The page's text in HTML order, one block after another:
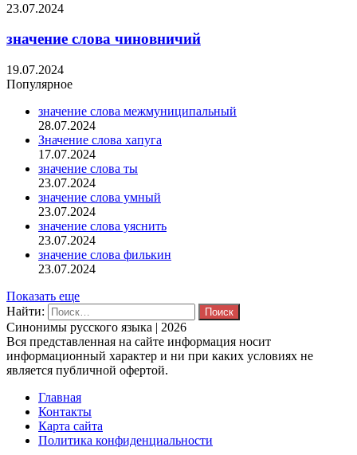
23.07.2024
значение слова чиновничий
19.07.2024
Популярное
значение слова межмуниципальный
28.07.2024
Значение слова хапуга
17.07.2024
значение слова ты
23.07.2024
значение слова умный
23.07.2024
значение слова уяснить
23.07.2024
значение слова филькин
23.07.2024
Показать еще
Найти:
Синонимы русского языка | 2026
Вся представленная на сайте информация носит
информационный характер и ни при каких условиях не
является публичной офертой.
Главная
Контакты
Карта сайта
Политика конфиденциальности